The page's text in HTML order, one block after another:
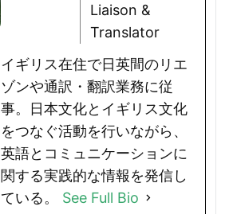
Liaison &
Translator
イギリス在住で日英間のリエ
ゾンや通訳・翻訳業務に従
事。日本文化とイギリス文化
をつなぐ活動を行いながら、
英語とコミュニケーションに
関する実践的な情報を発信し
ている。 See Full Bio